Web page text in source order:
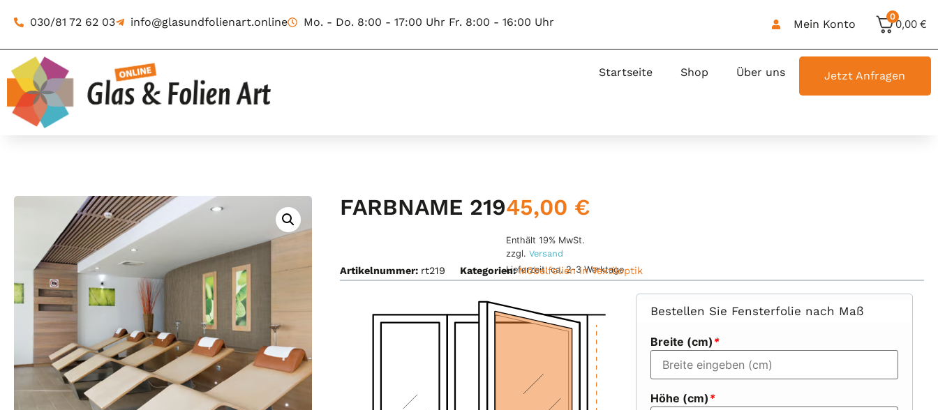
030/81 72 62 03 info@glasundfolienart.online Mo. - Do. 8:00 - 17:00 Uhr Fr. 8:00 - 16:00 Uhr Mein Konto
0
0,00€
Startseite Shop Über uns Jetzt Anfragen
FARBNAME 21945,00 €
Enthält 19% MwSt.
zzgl. Versand
Lieferzeit: ca. 2-3 Werktage
Artikelnummer: rt219 Kategorien:Möbelfolien in Textiloptik
Bestellen Sie Fensterfolie nach Maß
Breite (cm) *
Höhe (cm) *